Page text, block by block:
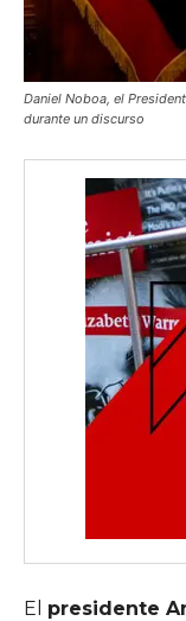
Daniel Noboa, el
durante un discurso
El presidente